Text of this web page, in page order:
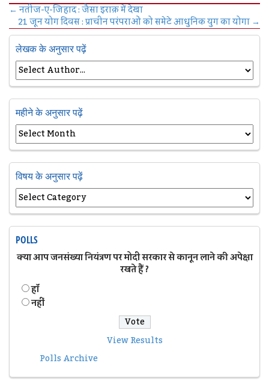
←नतीज-ए-जिहाद : जैसा इराक़ में देखा
21 जून योग दिवस : प्राचीन परंपराओं को समेटे आधुनिक युग का योगा→
लेखक के अनुसार पढ़ें
महीने के अनुसार पढ़ें
विषय के अनुसार पढ़ें
POLLS
क्या आप जनसंख्या नियंत्रण पर मोदी सरकार से कानून लाने की अपेक्षा
रखते हैं ?
हॉं
नहीं
View Results
Polls Archive